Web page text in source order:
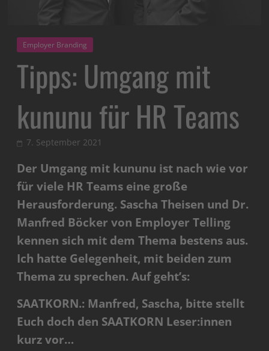
Employer Branding
Tipps: Umgang mit
kununu für HR Teams
7. September 2021
Der Umgang mit kununu ist nach wie vor
für viele HR Teams eine große
Herausforderung. Sascha Theisen und Dr.
Manfred Böcker von Employer Telling
kennen sich mit dem Thema bestens aus.
Ich hatte Gelegenheit, mit beiden zum
Thema zu sprechen. Auf geht’s:
SAATKORN.: Manfred, Sascha, bitte stellt
Euch doch den SAATKORN Leser:innen
kurz vor…